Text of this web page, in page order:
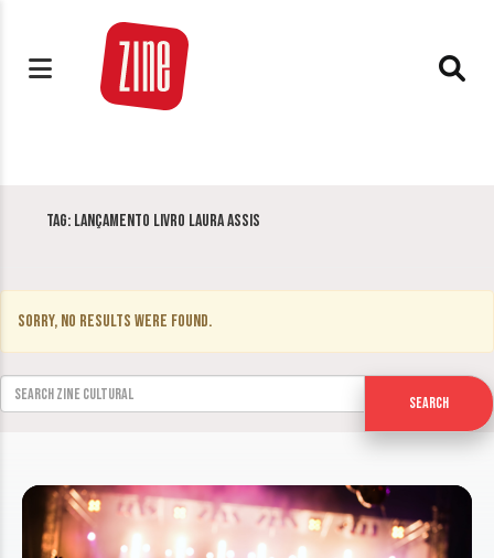
Tag: Lançamento livro Laura Assis
Sorry, no results were found.
Search for:
Search